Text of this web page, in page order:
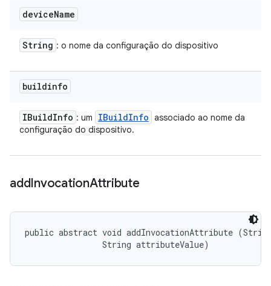
deviceName
String : o nome da configuração do dispositivo
buildinfo
IBuildInfo : um IBuildInfo associado ao nome da
configuração do dispositivo.
addInvocationAttribute
public abstract void addInvocationAttribute
                String attributeValue)